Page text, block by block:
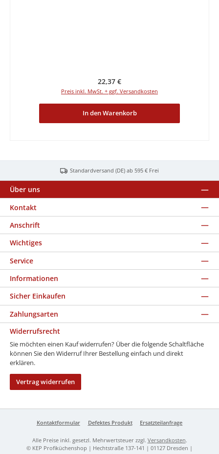
Regulärer Preis:
22,37 €
Preis inkl. MwSt. + ggf. Versandkosten
In den Warenkorb
Standardversand (DE) ab 595 € Frei
Über uns
Kontakt
Anschrift
Wichtiges
Service
Informationen
Sicher Einkaufen
Zahlungsarten
Widerrufsrecht
Sie möchten einen Kauf widerrufen? Über die folgende Schaltfläche
können Sie den Widerruf Ihrer Bestellung einfach und direkt
erklären.
Vertrag widerrufen
Kontaktformular Defektes Produkt Ersatzteilanfrage
Alle Preise inkl. gesetzl. Mehrwertsteuer zzgl. Versandkosten.
© KEP Profiküchenshop | Hechtstraße 137-141 | 01127 Dresden |